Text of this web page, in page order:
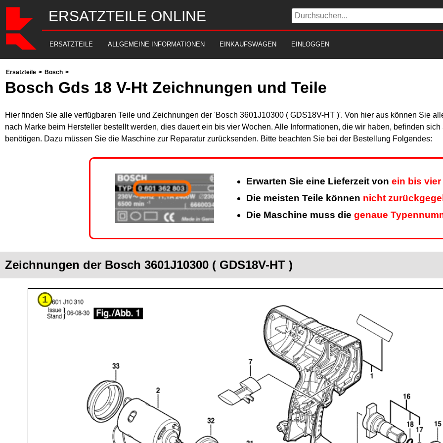
ERSATZTEILE ONLINE
ERSATZTEILE ALLGEMEINE INFORMATIONEN EINKAUFSWAGEN EINLOGGEN
Ersatzteile > Bosch >
Bosch Gds 18 V-Ht Zeichnungen und Teile
Hier finden Sie alle verfügbaren Teile und Zeichnungen der 'Bosch 3601J10300 ( GDS18V-HT )'. Von hier aus können Sie
nach Marke beim Hersteller bestellt werden, dies dauert ein bis vier Wochen. Alle Informationen, die wir haben, befinden
benötigen. Dazu müssen Sie die Maschine zur Reparatur zurücksenden. Bitte beachten Sie bei der Bestellung Folgendes:
Erwarten Sie eine Lieferzeit von ein bis vier
Die meisten Teile können nicht
Die Maschine muss die genaue
Zeichnungen der Bosch 3601J10300 ( GDS18V-HT )
1